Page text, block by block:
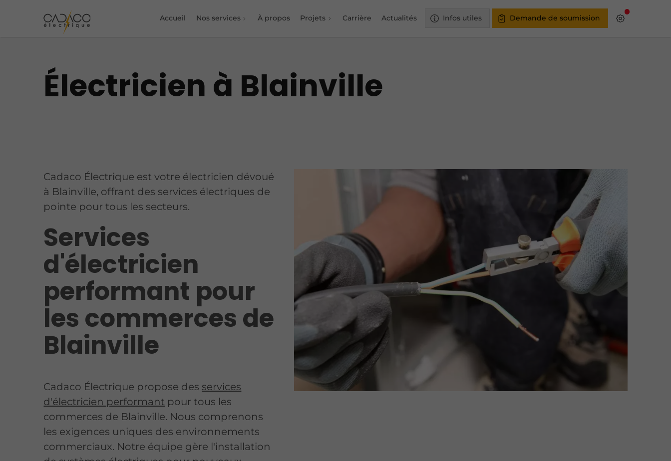
Accueil Nos services À propos Projets Carrière Actualités Infos utiles Demande de soumission
Électricien à Blainville
Cadaco Électrique est votre électricien dévoué
à Blainville, offrant des services électriques de
pointe pour tous les secteurs.
Services
d'électricien
performant pour
les commerces de
Blainville
Cadaco Électrique propose des services
d'électricien performant pour tous les
commerces de Blainville. Nous comprenons
les exigences uniques des environnements
commerciaux. Notre équipe gère l'installation